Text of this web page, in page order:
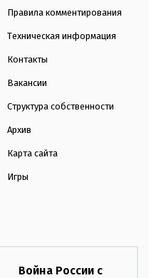
Правила комментирования
Техническая информация
Контакты
Вакансии
Структура собственности
Архив
Карта сайта
Игры
Война России с